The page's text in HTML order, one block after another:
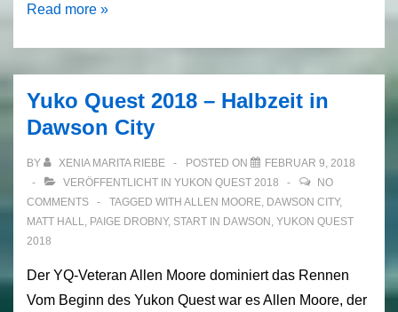
Dawson
und
mehr
Read more »
Yuko Quest 2018 – Halbzeit in
Dawson City
BY XENIA MARITA RIEBE POSTED ON
FEBRUAR 9, 2018
VERÖFFENTLICHT IN YUKON QUEST 2018
NO
COMMENTS
TAGGED WITH ALLEN MOORE, DAWSON CITY,
MATT HALL, PAIGE DROBNY, START IN DAWSON , YUKON QUEST
2018
Der YQ-Veteran Allen Moore dominiert das Rennen
Vom Beginn des Yukon Quest war es Allen Moore, der